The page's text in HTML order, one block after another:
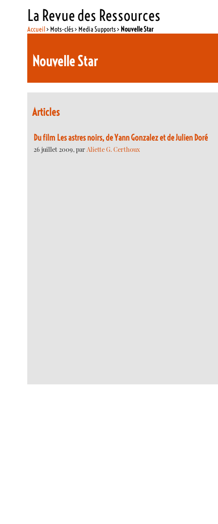
La Revue des Ressources
Accueil> Mots-clés > Media Supports > Nouvelle Star
Nouvelle Star
Articles
Du film Les astres noirs, de Yann Gonzalez et de Julien Doré
26 juillet 2009, parAliette G. Certhoux